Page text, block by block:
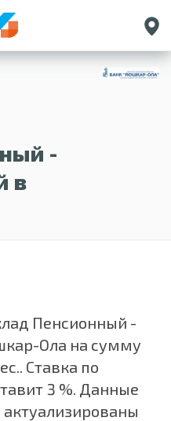
Санкт-Петербург
Екатеринбург
-
в
Пенсионный -
Ола на сумму
Ставка по
3 %. Данные